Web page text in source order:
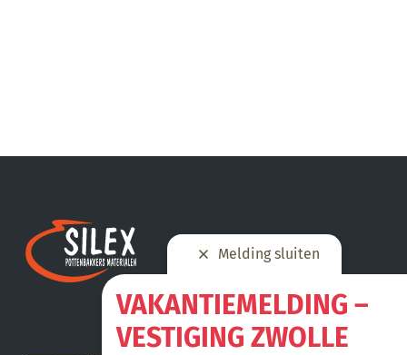
Melding sluiten
VAKANTIEMELDING –
VESTIGING ZWOLLE